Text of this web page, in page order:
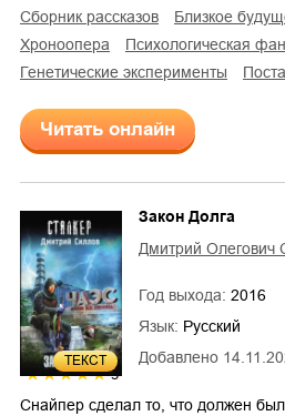
сборник рассказов
близкое
хроноопера
психологическая
генетические эксперименты
Читать онлайн
ТЕКСТ
5
Добавлено
Закон Долга
Дмитрий Олегович
Год выхода: 2016
Язык: Русский
Снайпер сделал то, что должен был